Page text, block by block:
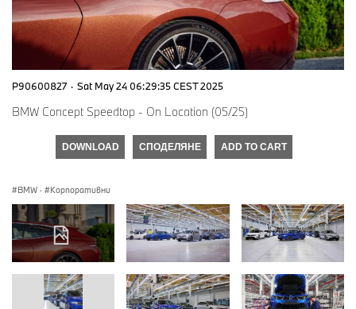
P90600827 · Sat May 24 06:29:35 CEST 2025
BMW Concept Speedtop - On Location (05/25)
DOWNLOAD СПОДЕЛЯНЕ ADD TO CART
BMW · Корпоративни